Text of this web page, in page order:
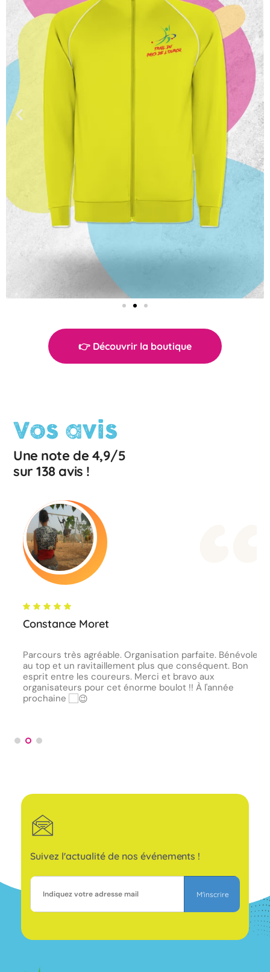
👉 Découvrir la boutique
Vos avis
Une note de 4,9/5
sur 138 avis !
Constance Moret
Parcours très agréable. Organisation parfaite. Bénévoles
au top et un ravitaillement plus que conséquent. Bon
esprit entre les coureurs. Merci et bravo aux
organisateurs pour cet énorme boulot !! À l'année
prochaine
Suivez l'actualité de nos événements !